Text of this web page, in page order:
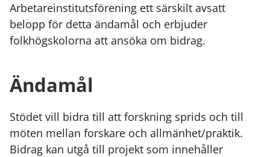
Arbetareinstitutsförening ett särskilt avsatt
belopp för detta ändamål och erbjuder
folkhögskolorna att ansöka om bidrag.
Ändamål
Stödet vill bidra till att forskning sprids och till
möten mellan forskare och allmänhet/praktik.
Bidrag kan utgå till projekt som innehåller